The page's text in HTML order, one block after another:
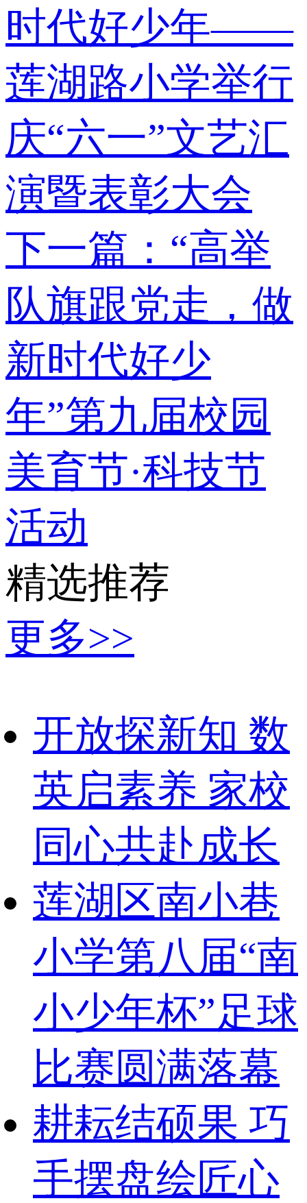
时代好少年——
莲湖路小学举行
庆“六一”文艺汇
演暨表彰大会
下一篇：“高举
队旗跟党走，做
新时代好少
年”第九届校园
美育节·科技节
活动
精选推荐
更多>>
开放探新知 数
英启素养 家校
同心共赴成长
莲湖区南小巷
小学第八届“南
小少年杯”足球
比赛圆满落幕
耕耘结硕果 巧
手摆盘绘匠心